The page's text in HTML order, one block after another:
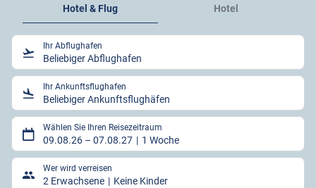
Hotel & Flug
Hotel
Ihr Abflughafen
Beliebiger Abflughafen
Ihr Ankunftsflughafen
Beliebiger Ankunftsflughäfen
Wählen Sie Ihren Reisezeitraum
09.08.26 – 07.08.27 1 Woche
Wer wird verreisen
2 Erwachsene Keine Kinder